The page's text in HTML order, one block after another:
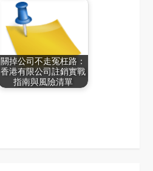
關掉公司不走冤枉路：
香港有限公司註銷實戰
指南與風險清單